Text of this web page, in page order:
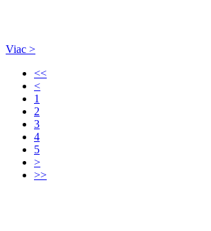
Viac >
<<
<
1
2
3
4
5
>
>>